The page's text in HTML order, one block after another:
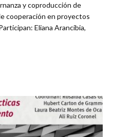
y coproducción de
cooperación en proyectos
Eliana Arancibia,